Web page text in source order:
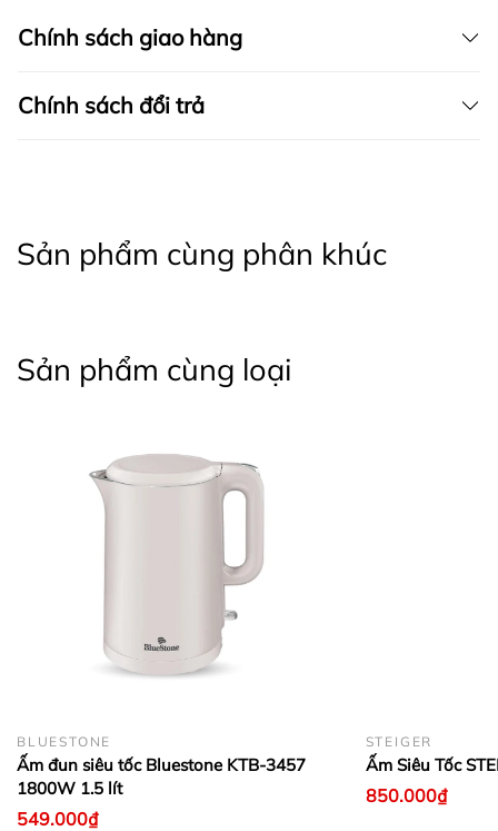
Chính sách giao hàng
Chính sách đổi trả
Sản phẩm cùng phân khúc
Sản phẩm cùng loại
BLUESTONE
Ấm đun siêu tốc Bluestone KTB-3457
1800W 1.5 lít
549.000₫
STEIGER
Ấm Siêu Tốc
850.000₫